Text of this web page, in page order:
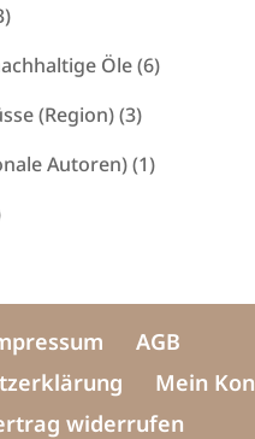
3
Produkte
Öle 66
(Region) 33
Produkte
Autoren) 11
AGB
Mein
widerrufen